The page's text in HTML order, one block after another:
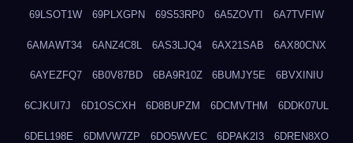
69LSOT1W 69PLXGPN 69S53RP0 6A5ZOVTI 6A7TVFIW
6AMAWT34 6ANZ4C8L 6AS3LJQ4 6AX21SAB 6AX80CNX
6AYEZFQ7 6B0V87BD 6BA9R10Z 6BUMJY5E 6BVXINIU
6CJKUI7J 6D1OSCXH 6D8BUPZM 6DCMVTHM 6DDK07UL
6DEL198E 6DMVW7ZP 6DO5WVEC 6DPAK2I3 6DREN8XO